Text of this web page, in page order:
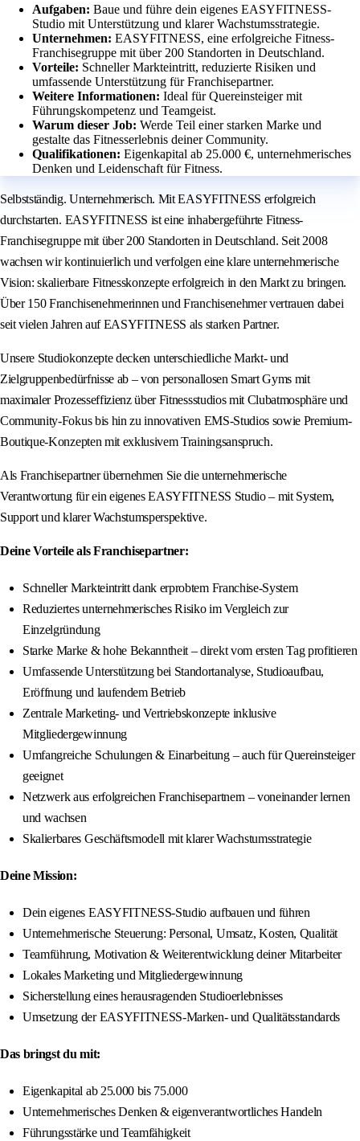
Aufgaben: Baue und führe dein eigenes EASYFITNESS-
Studio mit Unterstützung und klarer Wachstumsstrategie.
Unternehmen: EASYFITNESS, eine erfolgreiche Fitness-
Franchisegruppe mit über 200 Standorten in Deutschland.
Vorteile: Schneller Markteintritt, reduzierte Risiken und
umfassende Unterstützung für Franchisepartner.
Weitere Informationen: Ideal für Quereinsteiger mit
Führungskompetenz und Teamgeist.
Warum dieser Job: Werde Teil einer starken Marke und
gestalte das Fitnesserlebnis deiner Community.
Qualifikationen: Eigenkapital ab 25.000 €, unternehmerisches
Denken und Leidenschaft für Fitness.
Selbstständig. Unternehmerisch. Mit EASYFITNESS erfolgreich
durchstarten. EASYFITNESS ist eine inhabergeführte Fitness-
Franchisegruppe mit über 200 Standorten in Deutschland. Seit 2008
wachsen wir kontinuierlich und verfolgen eine klare unternehmerische
Vision: skalierbare Fitnesskonzepte erfolgreich in den Markt zu bringen.
Über 150 Franchisenehmerinnen und Franchisenehmer vertrauen dabei
seit vielen Jahren auf EASYFITNESS als starken Partner.
Unsere Studiokonzepte decken unterschiedliche Markt- und
Zielgruppenbedürfnisse ab – von personallosen Smart Gyms mit
maximaler Prozesseffizienz über Fitnessstudios mit Clubatmosphäre und
Community-Fokus bis hin zu innovativen EMS-Studios sowie Premium-
Boutique-Konzepten mit exklusivem Trainingsanspruch.
Als Franchisepartner übernehmen Sie die unternehmerische
Verantwortung für ein eigenes EASYFITNESS Studio – mit System,
Support und klarer Wachstumsperspektive.
Deine Vorteile als Franchisepartner:
Schneller Markteintritt dank erprobtem Franchise-System
Reduziertes unternehmerisches Risiko im Vergleich zur
Einzelgründung
Starke Marke & hohe Bekanntheit – direkt vom ersten Tag profitieren
Umfassende Unterstützung bei Standortanalyse, Studioaufbau,
Eröffnung und laufendem Betrieb
Zentrale Marketing- und Vertriebskonzepte inklusive
Mitgliedergewinnung
Umfangreiche Schulungen & Einarbeitung – auch für Quereinsteiger
geeignet
Netzwerk aus erfolgreichen Franchisepartnern – voneinander lernen
und wachsen
Skalierbares Geschäftsmodell mit klarer Wachstumsstrategie
Deine Mission:
Dein eigenes EASYFITNESS-Studio aufbauen und führen
Unternehmerische Steuerung: Personal, Umsatz, Kosten, Qualität
Teamführung, Motivation & Weiterentwicklung deiner Mitarbeiter
Lokales Marketing und Mitgliedergewinnung
Sicherstellung eines herausragenden Studioerlebnisses
Umsetzung der EASYFITNESS-Marken- und Qualitätsstandards
Das bringst du mit:
Eigenkapital ab 25.000 bis 75.000
Unternehmerisches Denken & eigenverantwortliches Handeln
Führungsstärke und Teamfähigkeit